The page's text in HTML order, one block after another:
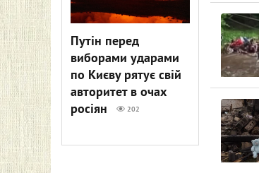
Путін перед
виборами ударами
по Києву рятує свій
авторитет в очах
росіян
202